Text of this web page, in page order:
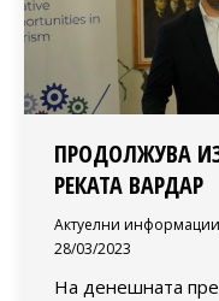
ПРОДОЛЖУВА
РЕКАТА ВАРДАР
Актуелни информации
28/03/2023
На денешната